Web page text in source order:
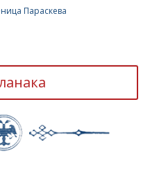
Параскева